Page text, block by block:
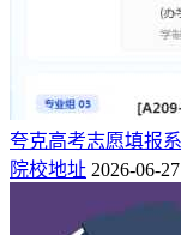
夸克高考志愿填报
院校地址 2026-06-27